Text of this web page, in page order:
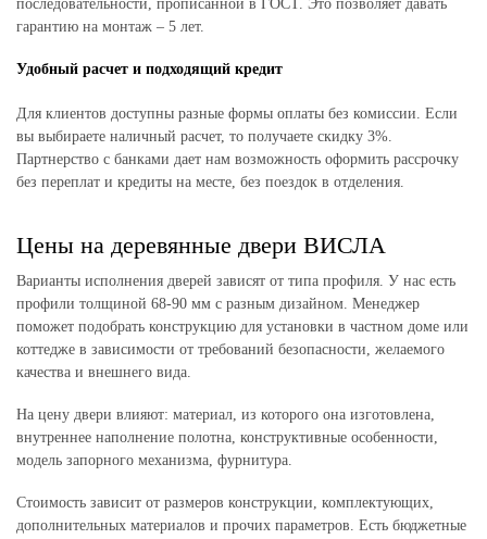
последовательности, прописанной в ГОСТ. Это позволяет давать
гарантию на монтаж – 5 лет.
Удобный расчет и подходящий кредит
Для клиентов доступны разные формы оплаты без комиссии. Если
вы выбираете наличный расчет, то получаете скидку 3%.
Партнерство с банками дает нам возможность оформить рассрочку
без переплат и кредиты на месте, без поездок в отделения.
Цены на деревянные двери ВИСЛА
Варианты исполнения дверей зависят от типа профиля. У нас есть
профили толщиной 68-90 мм с разным дизайном. Менеджер
поможет подобрать конструкцию для установки в частном доме или
коттедже в зависимости от требований безопасности, желаемого
качества и внешнего вида.
На цену двери влияют: материал, из которого она изготовлена,
внутреннее наполнение полотна, конструктивные особенности,
модель запорного механизма, фурнитура.
Стоимость зависит от размеров конструкции, комплектующих,
дополнительных материалов и прочих параметров. Есть бюджетные